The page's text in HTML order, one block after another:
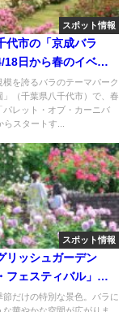
スポット情報
代市の「京成バラ
18日から春のイベン
模を誇るバラのテーマパーク
」（千葉県八千代市）で、春
パレット・オブ・カーニバ
らスタートす...
スポット情報
リッシュガーデン
フェスティバル」開
～
節だけの特別な景色。バラに
華やかな空間が広がりま